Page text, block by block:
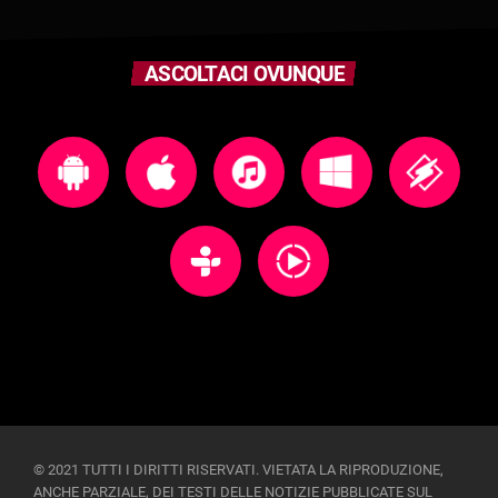
ASCOLTACI OVUNQUE
© 2021 TUTTI I DIRITTI RISERVATI. VIETATA LA RIPRODUZIONE,
ANCHE PARZIALE, DEI TESTI DELLE NOTIZIE PUBBLICATE SUL